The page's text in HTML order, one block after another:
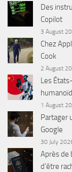
Des
Copilot
3 August
Chez
Cook
2 August
Les
1 August
Partager
Google
30 July
Après de
d’être